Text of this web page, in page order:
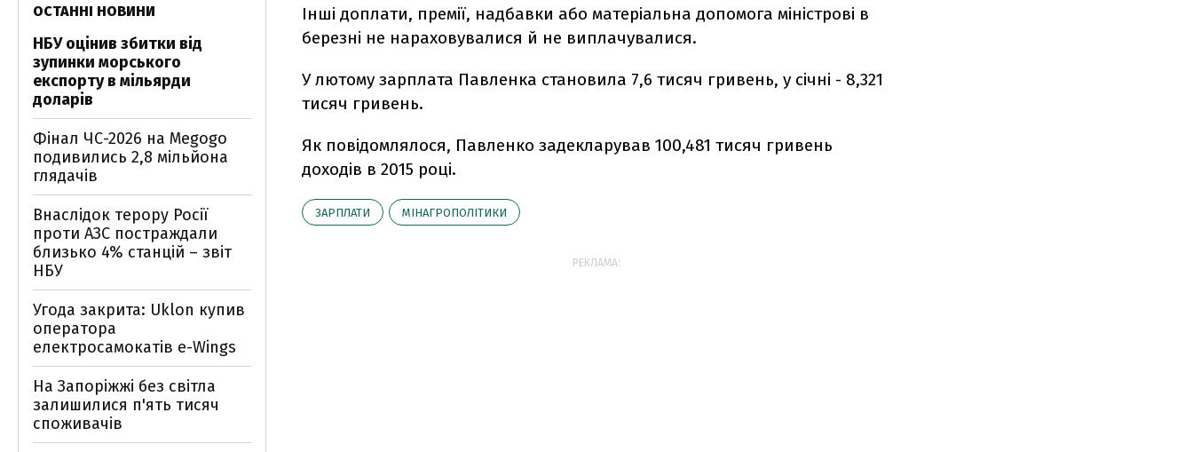
Інші доплати, премії, надбавки або матеріальна допомога міністрові в
березні не нараховувалися й не виплачувалися.
У лютому зарплата Павленка становила 7,6 тисяч гривень, у січні - 8,321
тисяч гривень.
Як повідомлялося, Павленко задекларував 100,481 тисяч гривень
доходів в 2015 році.
ЗАРПЛАТИ МІНАГРОПОЛІТИКИ
РЕКЛАМА:
ОСТАННІ НОВИНИ
НБУ оцінив збитки від
зупинки морського
експорту в мільярди
доларів
Фінал ЧС-2026 на Megogo
подивились 2,8 мільйона
глядачів
Внаслідок терору Росії
проти АЗС постраждали
близько 4% станцій – звіт
НБУ
Угода закрита: Uklon купив
оператора
електросамокатів e-Wings
На Запоріжжі без світла
залишилися п'ять тисяч
споживачів